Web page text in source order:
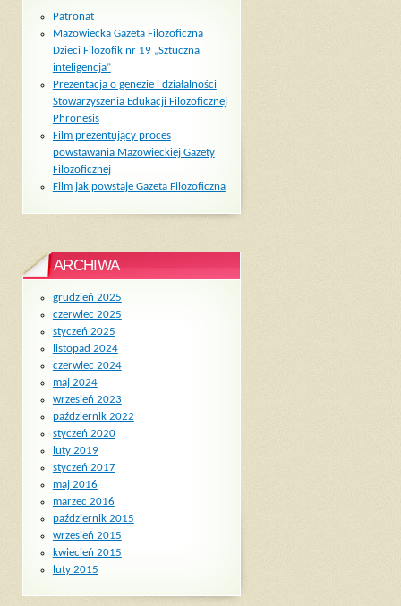
Patronat
Mazowiecka Gazeta Filozoficzna
Dzieci Filozofik nr 19 „Sztuczna
inteligencja”
Prezentacja o genezie i działalności
Stowarzyszenia Edukacji Filozoficznej
Phronesis
Film prezentujący proces
powstawania Mazowieckiej Gazety
Filozoficznej
Film jak powstaje Gazeta Filozoficzna
ARCHIWA
grudzień 2025
czerwiec 2025
styczeń 2025
listopad 2024
czerwiec 2024
maj 2024
wrzesień 2023
październik 2022
styczeń 2020
luty 2019
styczeń 2017
maj 2016
marzec 2016
październik 2015
wrzesień 2015
kwiecień 2015
luty 2015